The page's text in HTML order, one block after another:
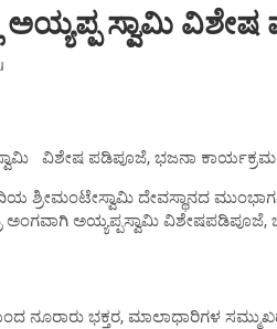
ಸ್ವಾಮಿ
ವಿಶೇಷ ಪಡಿಪೂಜೆ, ಭಜನಾ ಕಾರ್ಯಕ್ರಮ
ಶ್ರೀಮಂಟೇಸ್ವಾಮಿ ದೇವಸ್ಥಾನದ
ಅಯ್ಯಪ್ಪಸ್ವಾಮಿ ವಿಶೇಷಪಡಿಪೂಜೆ,
ನೂರಾರು ಭಕ್ತರ, ಮಾಲಾಧಾರಿಗಳ